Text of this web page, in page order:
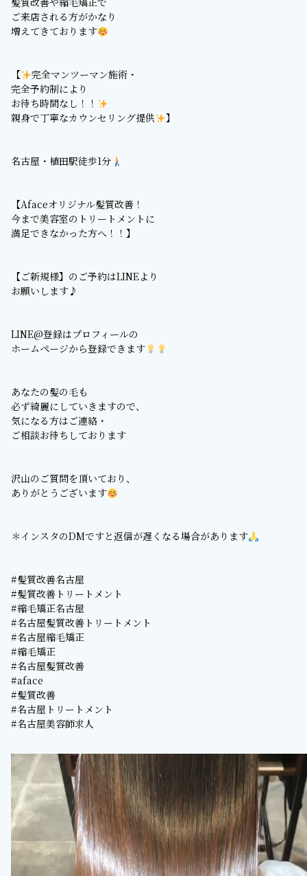
ご来店される方がかなり
増えてきております
【
完全マンツーマン施術・
完全予約制により
お待ち時間なし！！
親身で丁寧なカウンセリング提供
】
名古屋・植田駅徒歩1分
【Afaceオリジナル髪質改善！
今まで美容室のトリートメントに
満足できなかった方へ！！】
【ご新規様】のご予約はLINEより
お願いします♪
LINE@登録はプロフィールの
ホームページから登録できます
あなたの髪の毛も
必ず綺麗にしていきますので、
気になる方はご連絡・
ご相談お待ちしております
沢山のご質問を頂いており、
ありがとうございます
＊インスタのDMですと返信が遅くなる場合があります
#髪質改善名古屋
#髪質改善トリートメント
#縮毛矯正名古屋
#名古屋髪質改善トリートメント
#名古屋縮毛矯正
#縮毛矯正
#名古屋髪質改善
#aface
#髪質改善
#名古屋トリートメント
#名古屋美容師求人
動
画
レ
ー
ヤ
ー